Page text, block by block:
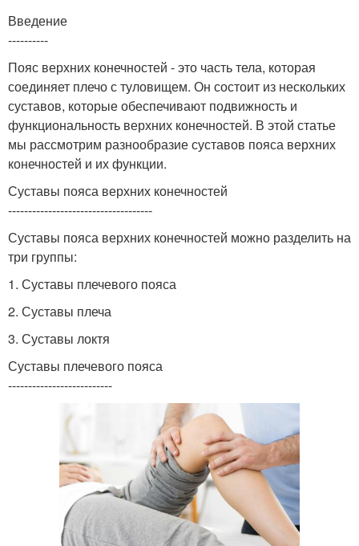
Введение
----------
Пояс верхних конечностей - это часть тела, которая
соединяет плечо с туловищем. Он состоит из нескольких
суставов, которые обеспечивают подвижность и
функциональность верхних конечностей. В этой статье
мы рассмотрим разнообразие суставов пояса верхних
конечностей и их функции.
Суставы пояса верхних конечностей
------------------------------------
Суставы пояса верхних конечностей можно разделить на
три группы:
1. Суставы плечевого пояса
2. Суставы плеча
3. Суставы локтя
Суставы плечевого пояса
--------------------------